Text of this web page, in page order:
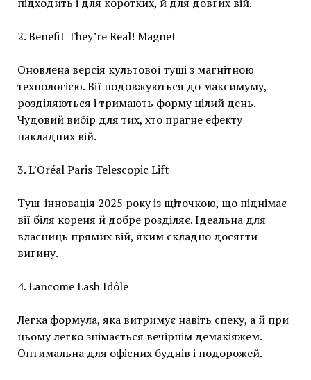
2. Benefit They’re Real! Magnet
Оновлена версія культової туші з магнітною
технологією. Вії подовжуються до максимуму,
розділяються і тримають форму цілий день.
Чудовий вибір для тих, хто прагне ефекту
накладних вій.
3. L’Oréal Paris Telescopic Lift
Туш-інновація 2025 року із щіточкою, що піднімає
вії біля кореня й добре розділяє. Ідеальна для
власниць прямих вій, яким складно досягти
вигину.
4. Lancome Lash Idôle
Легка формула, яка витримує навіть спеку, а й при
цьому легко знімається вечірнім демакіяжем.
Оптимальна для офісних буднів і подорожей.